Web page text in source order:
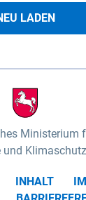
LADEN
Ministerium
und Klimaschutz
INHALT